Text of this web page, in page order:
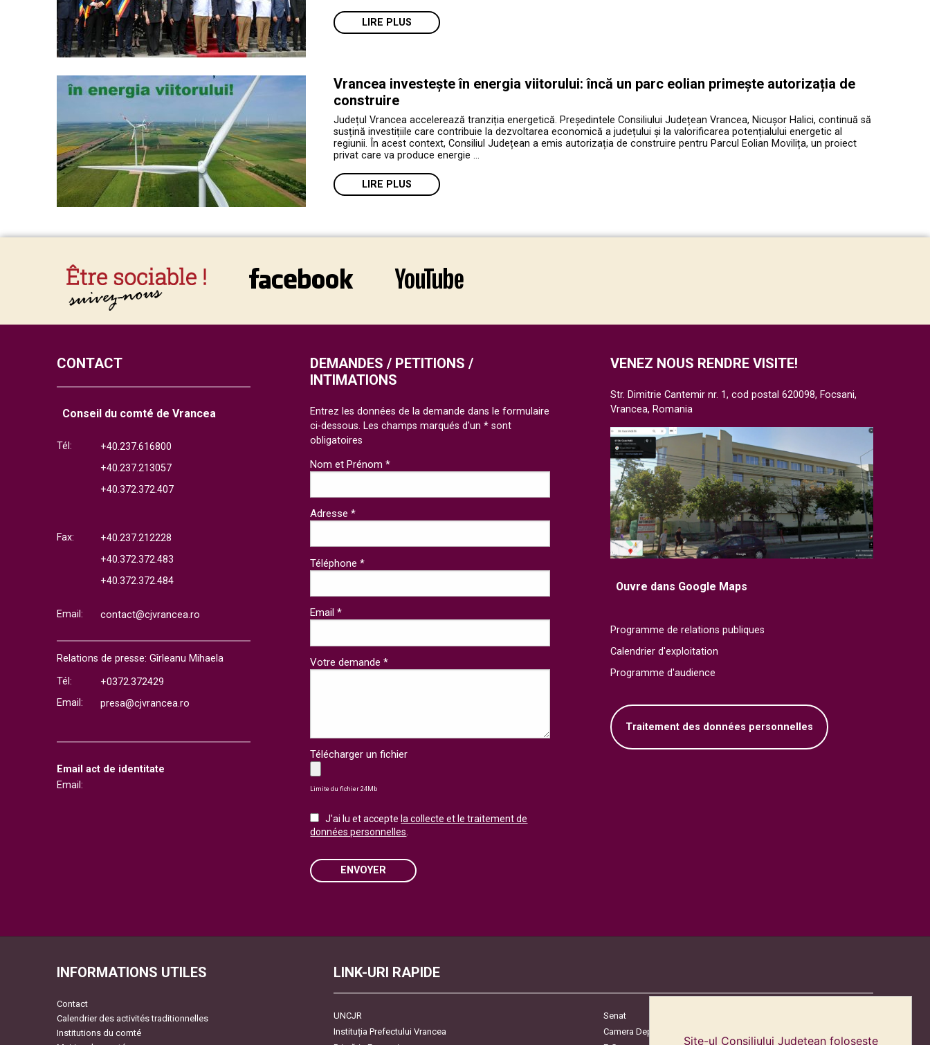
LIRE PLUS
Vrancea investește în energia viitorului: încă un parc eolian primește autorizația de
construire
Județul Vrancea accelerează tranziția energetică. Președintele Consiliului Județean Vrancea, Nicușor Halici, continuă să
susțină investițiile care contribuie la dezvoltarea economică a județului și la valorificarea potențialului energetic al
regiunii. În acest context, Consiliul Județean a emis autorizația de construire pentru Parcul Eolian Movilița, un proiect
privat care va produce energie …
LIRE PLUS
CONTACT
Conseil du comté de Vrancea
Tél:
+40.237.616800
+40.237.213057
+40.372.372.407
Fax:
+40.237.212228
+40.372.372.483
+40.372.372.484
Email: contact@cjvrancea.ro
Relations de presse: Gîrleanu Mihaela
Tél:
+0372.372429
Email:
presa@cjvrancea.ro
Email act de identitate
Email:
VENEZ NOUS RENDRE VISITE!
Str. Dimitrie Cantemir nr. 1, cod postal 620098, Focsani,
Vrancea, Romania
Ouvre dans Google Maps
Programme de relations publiques
Calendrier d'exploitation
Programme d'audience
Traitement des données personnelles
DEMANDES / PETITIONS /
INTIMATIONS
Entrez les données de la demande dans le formulaire
ci-dessous. Les champs marqués d'un * sont
obligatoires
Nom et Prénom *
Adresse *
Téléphone *
Email *
Votre demande *
Télécharger un fichier
Limite du fichier 24Mb
J'ai lu et accepte la collecte et le traitement de
données personnelles
ENVOYER
INFORMATIONS UTILES
Contact
Calendrier des activités traditionnelles
Institutions du comté
LINK-URI RAPIDE
UNCJR
Senat
Instituția Prefectului Vrancea
Camera Deputaților
Site-ul Consiliului Judetean folosește